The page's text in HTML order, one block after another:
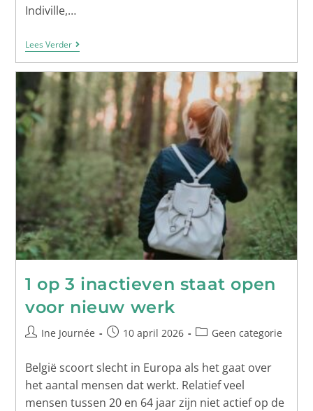
Indiville,…
Lees Verder
1 op 3 inactieven staat open
voor nieuw werk
Ine Journée 10 april 2026 Geen categorie
België scoort slecht in Europa als het gaat over
het aantal mensen dat werkt. Relatief veel
mensen tussen 20 en 64 jaar zijn niet actief op de